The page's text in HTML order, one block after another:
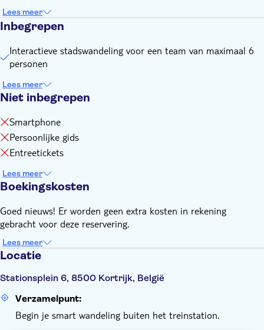
Lees meer
Inbegrepen
Interactieve stadswandeling voor een team van maximaal 6
personen
Lees meer
Niet inbegrepen
Smartphone
Persoonlijke gids
Entreetickets
Lees meer
Boekingskosten
Goed nieuws! Er worden geen extra kosten in rekening
gebracht voor deze reservering.
Lees meer
Locatie
Stationsplein 6, 8500 Kortrijk, België
Verzamelpunt:
Begin je smart wandeling buiten het treinstation.